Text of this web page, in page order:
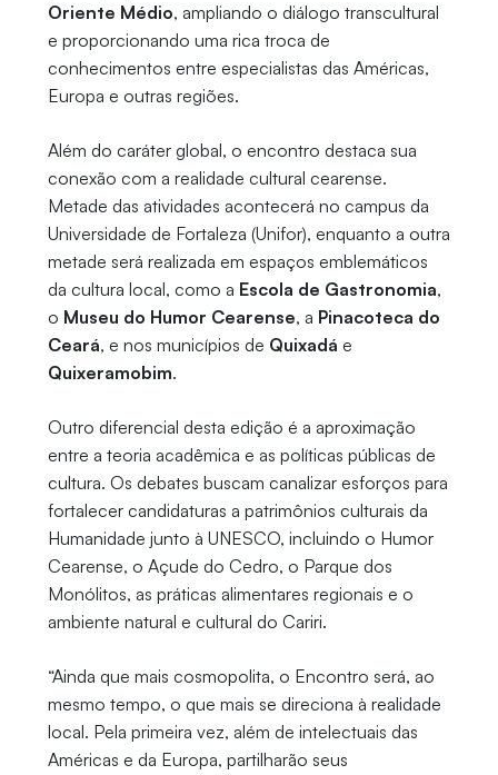
Oriente Médio, ampliando o diálogo transcultural
e proporcionando uma rica troca de
conhecimentos entre especialistas das Américas,
Europa e outras regiões.
Além do caráter global, o encontro destaca sua
conexão com a realidade cultural cearense.
Metade das atividades acontecerá no campus da
Universidade de Fortaleza (Unifor), enquanto a outra
metade será realizada em espaços emblemáticos
da cultura local, como a Escola de Gastronomia,
o Museu do Humor Cearense, a Pinacoteca do
Ceará, e nos municípios de Quixadá e
Quixeramobim.
Outro diferencial desta edição é a aproximação
entre a teoria acadêmica e as políticas públicas de
cultura. Os debates buscam canalizar esforços para
fortalecer candidaturas a patrimônios culturais da
Humanidade junto à UNESCO, incluindo o Humor
Cearense, o Açude do Cedro, o Parque dos
Monólitos, as práticas alimentares regionais e o
ambiente natural e cultural do Cariri.
“Ainda que mais cosmopolita, o Encontro será, ao
mesmo tempo, o que mais se direciona à realidade
local. Pela primeira vez, além de intelectuais das
Américas e da Europa, partilharão seus